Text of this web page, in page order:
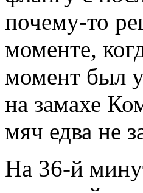
почему-то
моменте,
момент был
на замахе
мяч едва не
На 36-й